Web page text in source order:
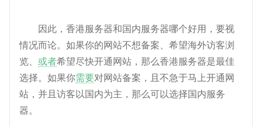
因此，香港服务器和国内服务器哪个好用，要视
情况而论。如果你的网站不想备案、希望海外访客浏
览、 或者希望尽快开通网站，那么香港服务器是最佳
选择。如果你需要对网站备案，且不急于马上开通网
站，并且访客以国内为主，那么可以选择国内服务
器。